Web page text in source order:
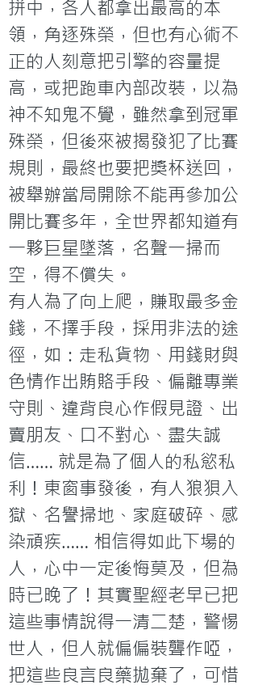
拼中，各人都拿出最高的本
領，角逐殊榮，但也有心術不
正的人刻意把引擎的容量提
高，或把跑車內部改裝，以為
神不知鬼不覺，雖然拿到冠軍
殊榮，但後來被揭發犯了比賽
規則，最終也要把獎杯送回，
被舉辦當局開除不能再參加公
開比賽多年，全世界都知道有
一夥巨星墜落，名聲一掃而
空，得不償失。
有人為了向上爬，賺取最多金
錢，不擇手段，採用非法的途
徑，如：走私貨物、用錢財與
色情作出賄賂手段、偏離專業
守則、違背良心作假見證、出
賣朋友、口不對心、盡失誠
信…… 就是為了個人的私慾私
利！東窗事發後，有人狼狽入
獄、名譽掃地、家庭破碎、感
染頑疾…… 相信得如此下場的
人，心中一定後悔莫及，但為
時已晚了！其實聖經老早已把
這些事情說得一清二楚，警惕
世人，但人就偏偏裝聾作啞，
把這些良言良藥拋棄了，可惜